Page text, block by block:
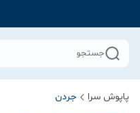
جستجو
پاپوش سرا جردن